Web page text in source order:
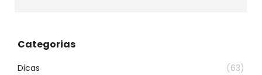
Categorias
Dicas (63)